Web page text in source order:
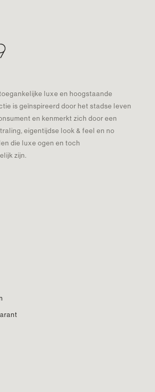
luxe en hoogstaande
is geïnspireerd door het stadse leven
en kenmerkt zich door een
eigentijdse look & feel en no
die luxe ogen en toch
zijn.